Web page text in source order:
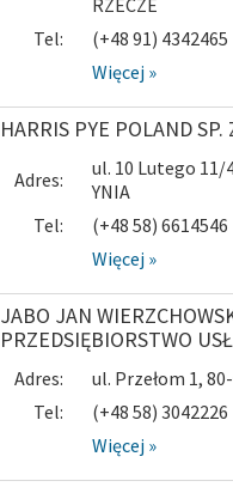
RZECZE
Tel:
(+48 91) 4342465
Więcej »
HARRIS PYE POLAND SP.
Adres:
ul. 10 Lutego 11/
YNIA
Tel:
(+48 58) 6614546
Więcej »
JABO JAN
PRZEDSIĘBIORSTWO
Adres:
ul. Przełom 1,
Tel:
(+48 58) 3042226
Więcej »